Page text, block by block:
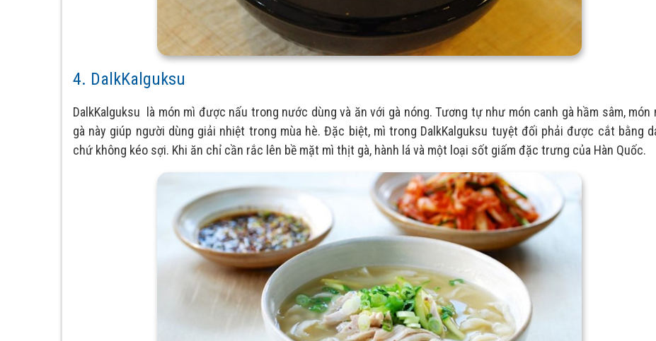
4. DalkKalguksu
DalkKalguksu là món mì được nấu trong nước dùng và ăn với gà nóng. Tương tự như món canh gà hầm sâm, món
gà này giúp người dùng giải nhiệt trong mùa hè. Đặc biệt, mì trong DalkKalguksu tuyệt đối phải được cắt bằng
chứ không kéo sợi. Khi ăn chỉ cần rắc lên bề mặt mì thịt gà, hành lá và một loại sốt giấm đặc trưng của Hàn Quốc.